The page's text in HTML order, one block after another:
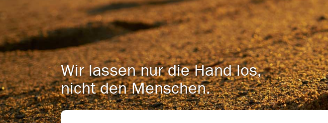
Wir lassen nur die Hand los,
nicht den Menschen.